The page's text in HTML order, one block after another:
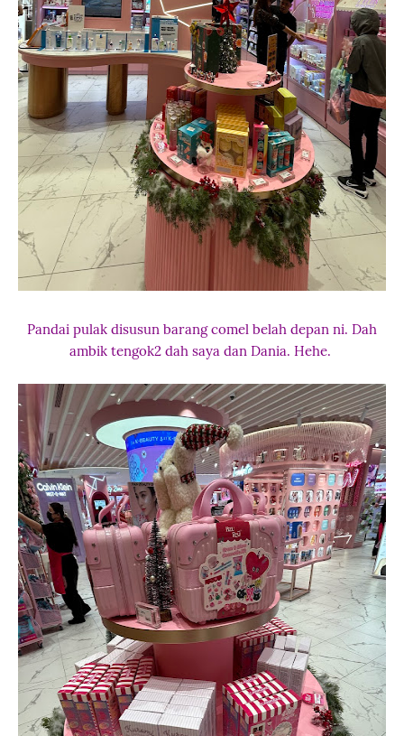
Pandai pulak disusun barang comel belah depan ni. Dah
ambik tengok2 dah saya dan Dania. Hehe.